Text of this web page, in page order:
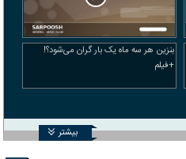
بنزین هر سه ماه یک بار گران می‌شود؟!
+فیلم
بیشتر